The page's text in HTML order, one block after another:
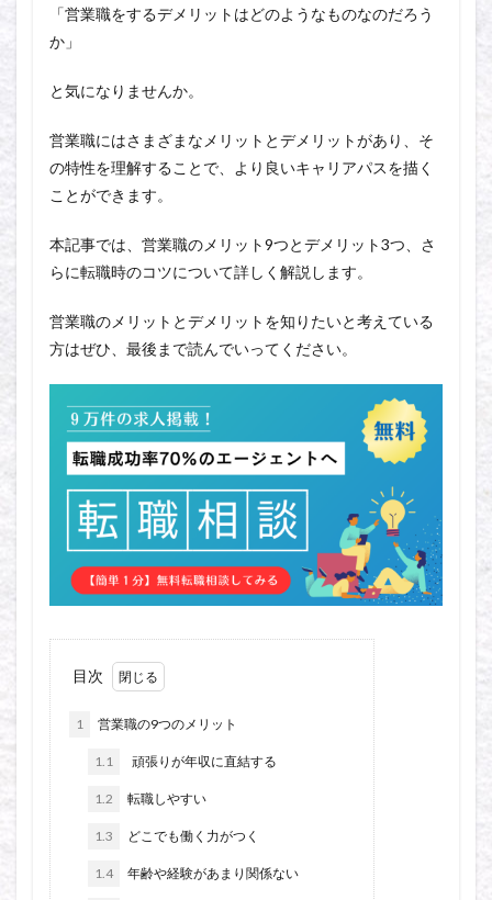
「営業職をするデメリットはどのようなものなのだろう
か」
と気になりませんか。
営業職にはさまざまなメリットとデメリットがあり、そ
の特性を理解することで、より良いキャリアパスを描く
ことができます。
本記事では、営業職のメリット9つとデメリット3つ、さ
らに転職時のコツについて詳しく解説します。
営業職のメリットとデメリットを知りたいと考えている
方はぜひ、最後まで読んでいってください。
目次
1 営業職の9つのメリット
1.1 頑張りが年収に直結する
1.2 転職しやすい
1.3 どこでも働く力がつく
1.4 年齢や経験があまり関係ない